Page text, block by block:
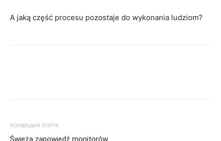
A jaką część procesu pozostaje do wykonania ludziom?
попередня стаття
Świeża zapowiedź monitorów